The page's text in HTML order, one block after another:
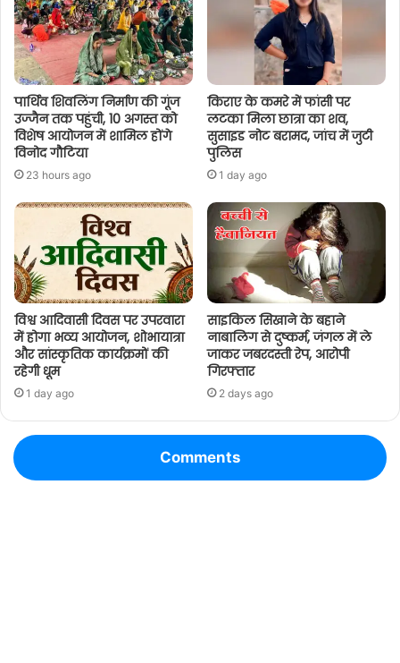
पार्थिव शिवलिंग निर्माण की गूंज
उज्जैन तक पहुंची, 10 अगस्त को
विशेष आयोजन में शामिल होंगे
विनोद गौटिया
23 hours ago
किराए के कमरे में फांसी पर
लटका मिला छात्रा का शव,
सुसाइड नोट बरामद, जांच में जुटी
पुलिस
1 day ago
विश्व आदिवासी दिवस पर उपरवारा
में होगा भव्य आयोजन, शोभायात्रा
और सांस्कृतिक कार्यक्रमों की
रहेगी धूम
1 day ago
साइकिल सिखाने के बहाने
नाबालिग से दुष्कर्म, जंगल में ले
जाकर जबरदस्ती रेप, आरोपी
गिरफ्तार
2 days ago
Comments